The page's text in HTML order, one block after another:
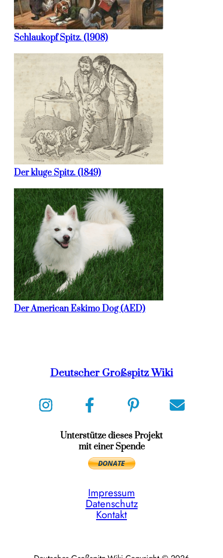
Schlaukopf Spitz. (1908)
Der kluge Spitz. (1849)
Der American Eskimo Dog (AED)
Deutscher Großspitz Wiki
Unterstütze dieses Projekt
mit einer Spende
Impressum
Datenschutz
Kontakt